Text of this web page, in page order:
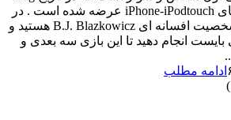
06, 2011 برای گوشی های iPhone-iPodtouch عرضه شده است . در
این بازی شما به جای شخصیت افسانه ای B.J. Blazkowicz هستید و
بایست انجام دهید تا این بازی سه بعدی و
ادامه مطلب